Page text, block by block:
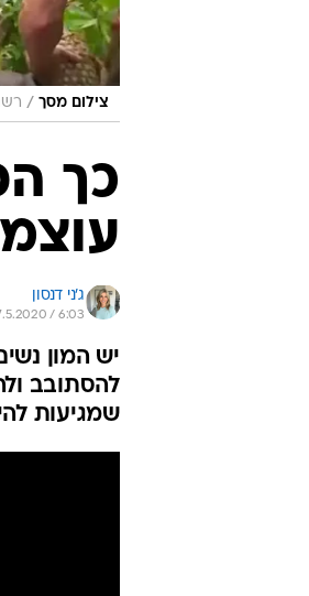
צילום מסך / רשת
כך
ג'ני דנסון
/ 6:03
יש המון
להסתובב
שמגיעות